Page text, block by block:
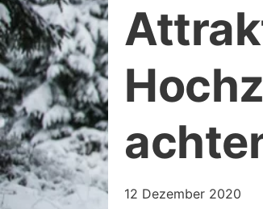
12 Dezember 2020